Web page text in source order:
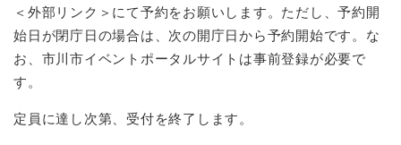
＜外部リンク＞ にて予約をお願いします。ただし、予約開
始日が閉庁日の場合は、次の開庁日から予約開始です。な
お、市川市イベントポータルサイトは事前登録が必要で
す。
定員に達し次第、受付を終了します。